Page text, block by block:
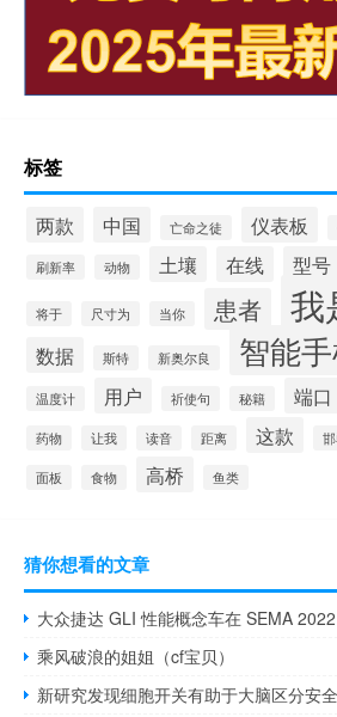
标签
两款 中国 亡命之徒 仪表板
刷新率 动物 土壤 在线 型号
将于 尺寸为 当你 患者 我
数据 斯特 新奥尔良 智能
温度计 用户 祈使句 秘籍 端口
药物 让我 读音 距离 这款
面板 食物 高桥 鱼类
猜你想看的文章
大众捷达 GLI 性能概念车在 SEMA
乘风破浪的姐姐（cf宝贝）
新研究发现细胞开关有助于大脑区分安